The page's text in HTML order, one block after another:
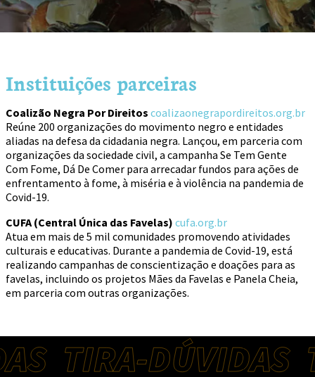
Giselle Beiguelman
Maíra Erlich
Gustavo Speridião
Paulo Moreira
Lalo de Almeida
Instituições parceiras
Coalizão Negra Por Direitos coalizaonegrapordireitos.org.br
Reúne 200 organizações do movimento negro e entidades
aliadas na defesa da cidadania negra. Lançou, em parceria com
organizações da sociedade civil, a campanha Se Tem Gente
Com Fome, Dá De Comer para arrecadar fundos para ações de
enfrentamento à fome, à miséria e à violência na pandemia de
Covid-19.
CUFA (Central Única das Favelas) cufa.org.br
Atua em mais de 5 mil comunidades promovendo atividades
culturais e educativas. Durante a pandemia de Covid-19, está
realizando campanhas de conscientização e doações para as
favelas, incluindo os projetos Mães da Favelas e Panela Cheia,
em parceria com outras organizações.